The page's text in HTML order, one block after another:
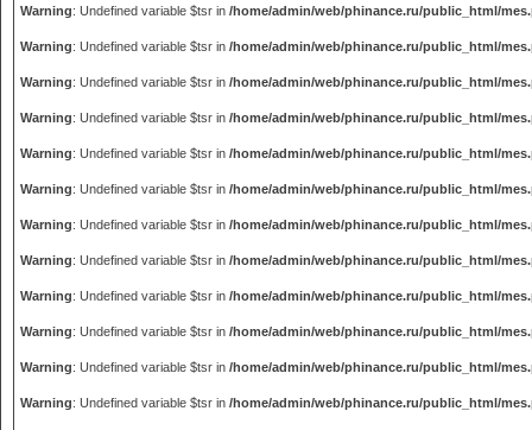
Warning: Undefined variable $tsr in /home/admin/web/phinance.ru/public_html/
Warning: Undefined variable $tsr in /home/admin/web/phinance.ru/public_html/
Warning: Undefined variable $tsr in /home/admin/web/phinance.ru/public_html/
Warning: Undefined variable $tsr in /home/admin/web/phinance.ru/public_html/
Warning: Undefined variable $tsr in /home/admin/web/phinance.ru/public_html/
Warning: Undefined variable $tsr in /home/admin/web/phinance.ru/public_html/
Warning: Undefined variable $tsr in /home/admin/web/phinance.ru/public_html/
Warning: Undefined variable $tsr in /home/admin/web/phinance.ru/public_html/
Warning: Undefined variable $tsr in /home/admin/web/phinance.ru/public_html/
Warning: Undefined variable $tsr in /home/admin/web/phinance.ru/public_html/
Warning: Undefined variable $tsr in /home/admin/web/phinance.ru/public_html/
Warning: Undefined variable $tsr in /home/admin/web/phinance.ru/public_html/